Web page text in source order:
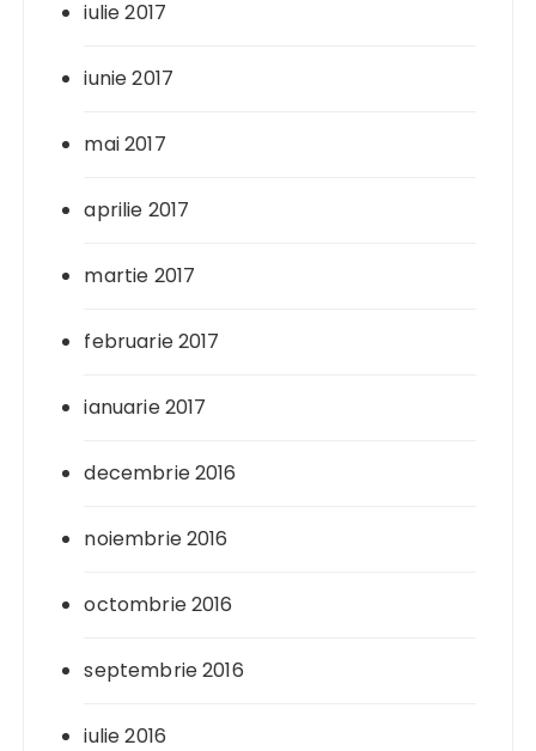
iulie 2017
iunie 2017
mai 2017
aprilie 2017
martie 2017
februarie 2017
ianuarie 2017
decembrie 2016
noiembrie 2016
octombrie 2016
septembrie 2016
iulie 2016